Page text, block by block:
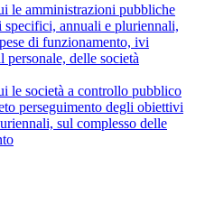
le amministrazioni pubbliche
specifici, annuali e pluriennali,
di funzionamento, ivi
personale, delle società
le società a controllo pubblico
perseguimento degli obiettivi
sul complesso delle